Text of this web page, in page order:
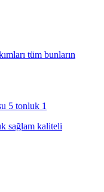
tüm bunların
sağlam kaliteli